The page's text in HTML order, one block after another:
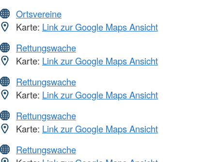
Ortsvereine
Karte: Link zur Google Maps Ansicht
Rettungswache
Karte: Link zur Google Maps Ansicht
Rettungswache
Karte: Link zur Google Maps Ansicht
Rettungswache
Karte: Link zur Google Maps Ansicht
Rettungswache